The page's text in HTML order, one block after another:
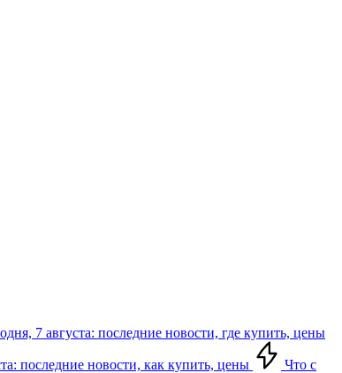
7 августа: последние новости, где купить, цены
последние новости, как купить, цены
Что с